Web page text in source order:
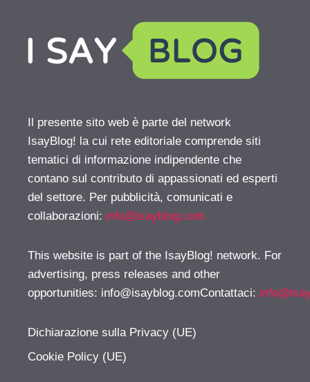
Il presente sito web è parte del network
IsayBlog! la cui rete editoriale comprende siti
tematici di informazione indipendente che
contano sul contributo di appassionati ed esperti
del settore. Per pubblicità, comunicati e
collaborazioni: info@isayblog.com
This website is part of the IsayBlog! network. For
advertising, press releases and other
opportunities: info@isayblog.comContattaci:
Dichiarazione sulla Privacy (UE)
Cookie Policy (UE)